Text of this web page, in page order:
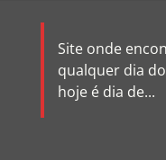
Site onde
qualquer dia
hoje é dia de...